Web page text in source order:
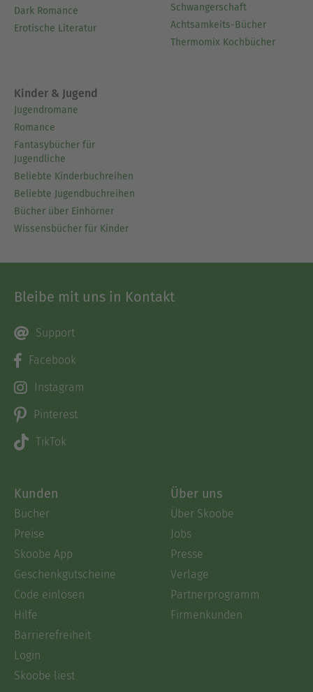
Dark Romance
Erotische Literatur
Schwangerschaft
Achtsamkeits-Bücher
Thermomix Kochbücher
Kinder & Jugend
Jugendromane
Romance
Fantasybücher für
Jugendliche
Beliebte Kinderbuchreihen
Beliebte Jugendbuchreihen
Bücher über Einhörner
Wissensbücher für Kinder
Bleibe mit uns in Kontakt
Support
Facebook
Instagram
Pinterest
TikTok
Kunden
Bücher
Preise
Skoobe App
Geschenkgutscheine
Code einlösen
Hilfe
Barrierefreiheit
Login
Skoobe liest
Über uns
Über Skoobe
Jobs
Presse
Verlage
Partnerprogramm
Firmenkunden